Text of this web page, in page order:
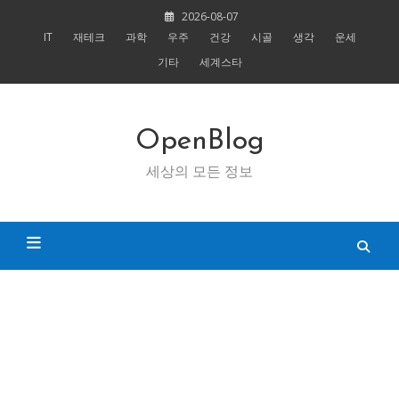
2026-08-07
IT
재테크 과학 우주 건강 시골 생각
운세
기타
세계스타
OpenBlog
세상의 모든 정보